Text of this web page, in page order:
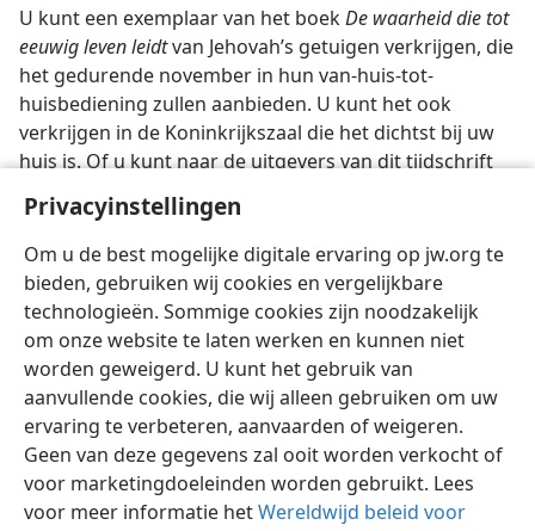
Privacyinstellingen
Om u de best mogelijke digitale ervaring op jw.org te
bieden, gebruiken wij cookies en vergelijkbare
technologieën. Sommige cookies zijn noodzakelijk
om onze website te laten werken en kunnen niet
worden geweigerd. U kunt het gebruik van
aanvullende cookies, die wij alleen gebruiken om uw
ervaring te verbeteren, aanvaarden of weigeren.
Geen van deze gegevens zal ooit worden verkocht of
voor marketingdoeleinden worden gebruikt. Lees
voor meer informatie hetWereldwijd beleid voor
U kunt een exemplaar van het boekDe waarheid die tot
eeuwig leven leidtvan Jehovah’s getuigen verkrijgen, die
het gedurende november in hun van-huis-tot-
huisbediening zullen aanbieden. U kunt het ook
verkrijgen in de Koninkrijkszaal die het dichtst bij uw
huis is. Of u kunt naar de uitgevers van dit tijdschrift
toegezonden voor slechts ƒ 1,– (voor België 13 Fr., voor
Suriname Sƒ 0,50).
Nederlands Delen Instellingen
Copyright © 2026 Watch Tower Bible and Tract Society of Pennsylvania
Gebruiksvoorwaarden Privacybeleid
Privacyinstellingen
Inloggen